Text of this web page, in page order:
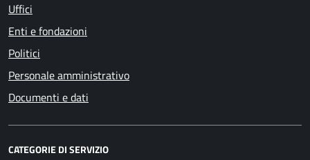
Uffici
Enti e fondazioni
Politici
Personale amministrativo
Documenti e dati
CATEGORIE DI SERVIZIO